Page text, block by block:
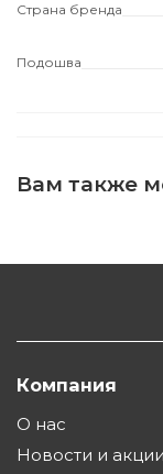
Страна бренда
Подошва
Вам также
Компания
О нас
Новости и акции